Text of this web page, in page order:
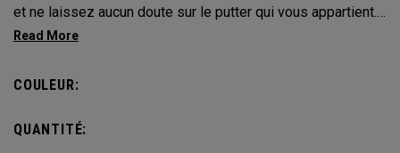
et ne laissez aucun doute sur le putter qui vous appartient.
Protégez votre putter avec ces couvre-clubs distinctifs et
COULEUR:
QUANTITÉ: